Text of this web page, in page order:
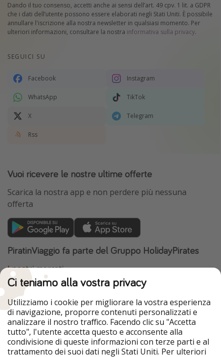
Dando il tuo consenso, accetti anche ai sensi dell’art. 49 cpv. 1 lit. a GDPR
che i dati dell’utente possono essere elaborati negli Stati Uniti. È possibile
annullare l'iscrizione alla nostra newsletter in qualsiasi momento. Per
ulteriori informazioni, consultare la nostra informativa sulla privacy.
SEGUICI SU
Facebook Instagram
WhatsApp TikTok
X Telegram
Rss
Vuoi ricevere le nostre ultime offerte
Scarica la nostra app e non perdere più nessuna
offerta
PiratinViaggio fa parte del Gruppo HolidayPirates
I nostri mercati
HolidayPirates
VakantiePiraten
WakacyjniPiraci
Ferienpiraten
Urlaubspiraten
Urlaubspiraten
ViajerosPiratas
TravelPirates
Il nostro gruppo
HolidayPirates Group
Ci teniamo alla vostra privacy
Utilizziamo i cookie per migliorare la vostra esperienza
di navigazione, proporre contenuti personalizzati e
analizzare il nostro traffico. Facendo clic su "Accetta
tutto", l'utente accetta questo e acconsente alla
condivisione di queste informazioni con terze parti e al
trattamento dei suoi dati negli Stati Uniti. Per ulteriori